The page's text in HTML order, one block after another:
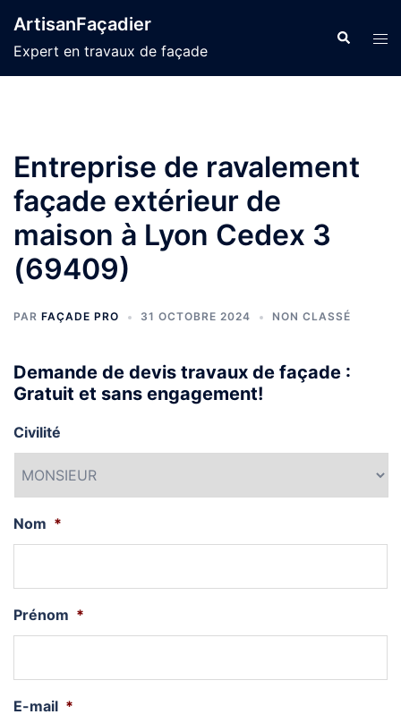
au
contenu
ArtisanFaçadier
Expert en travaux de façade
Entreprise de ravalement
façade extérieur de
maison à Lyon Cedex 3
(69409)
PAR FAÇADE PRO 31 OCTOBRE 2024 NON CLASSÉ
Demande de devis travaux de façade :
Gratuit et sans engagement!
Civilité
Nom *
Prénom *
E-mail *